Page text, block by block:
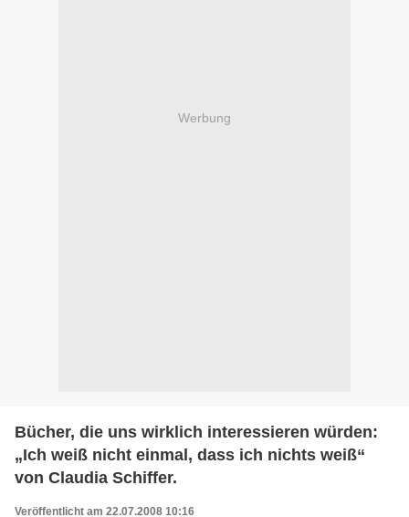
Werbung
Bücher, die uns wirklich interessieren würden:
„Ich weiß nicht einmal, dass ich nichts weiß“
von Claudia Schiffer.
Veröffentlicht am 22.07.2008 10:16